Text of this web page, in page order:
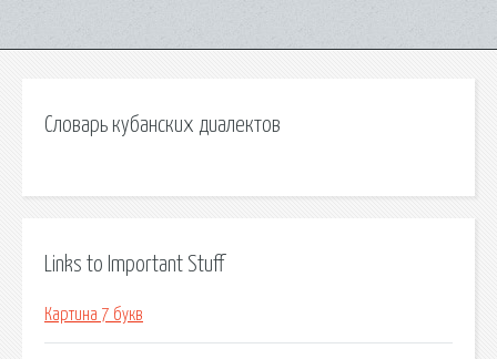
Словарь кубанских диалектов
Links to Important Stuff
Картина 7 букв